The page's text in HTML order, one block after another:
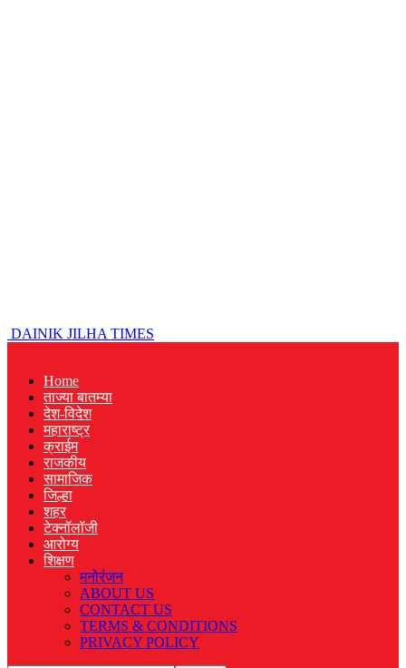
DAINIK JILHA TIMES
Home
ताज्या बातम्या
देश-विदेश
महाराष्ट्र
क्राईम
राजकीय
सामाजिक
जिल्हा
शहर
टेक्नॉलॉजी
आरोग्य
शिक्षण
मनोरंजन
ABOUT US
CONTACT US
TERMS & CONDITIONS
PRIVACY POLICY